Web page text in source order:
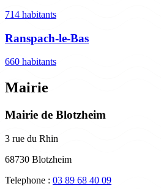
714 habitants
Ranspach-le-Bas
660 habitants
Mairie
Mairie de Blotzheim
3 rue du Rhin
68730 Blotzheim
Telephone : 03 89 68 40 09